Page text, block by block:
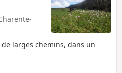
larges chemins, dans un